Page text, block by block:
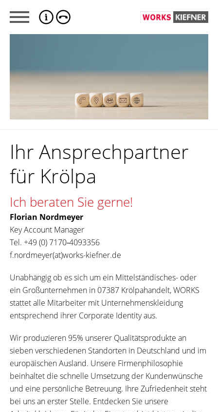
Ihr Ansprechpartner
für Krölpa
Ich beraten Sie gerne!
Florian Nordmeyer
Key Account Manager
Tel. +49 (0) 7170‐4093356
f.nordmeyer(at)works-kiefner.de
Unabhängig ob es sich um ein Mittelständisches- oder
ein Großunternehmen in 07387 Krölpahandelt, WORKS
stattet alle Mitarbeiter mit Unternehmenskleidung
entsprechend ihrer Corporate Identity aus.
Wir produzieren 95% unserer Qualitätsprodukte an
sieben verschiedenen Standorten in Deutschland und im
europäischen Ausland. Unsere Firmenphilosophie
beinhaltet die schnelle Umsetzung der Kundenwünsche
und eine persönliche Betreuung. Ihre Zufriedenheit steht
bei uns an erster Stelle. Entdecken Sie unsere